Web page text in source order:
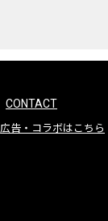
CONTACT
広告・コラボはこちら